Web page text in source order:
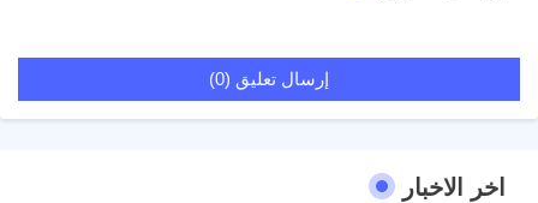
إرسال تعليق (0)
اخر الاخبار